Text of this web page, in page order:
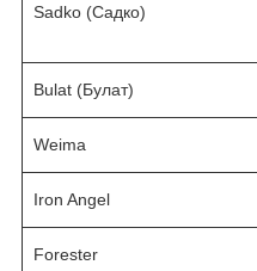
Sadko (Садко)
Bulat (Булат)
Weima
Iron Angel
Forester